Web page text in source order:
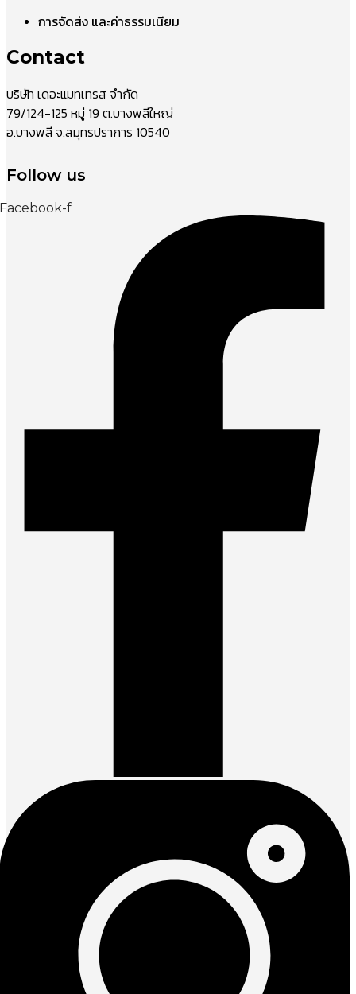
การจัดส่ง และค่าธรรมเนียม
Contact
บริษัท เดอะแมทเทรส จำกัด
79/124-125 หมู่ 19 ต.บางพลีใหญ่
อ.บางพลี จ.สมุทรปราการ 10540
Follow us
Facebook-f